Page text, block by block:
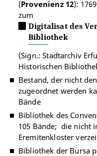
(Provenienz 12):
zum
Digitalisat des
Bibliothek
(Sign.: Stadtarchiv
Historischen
Bestand, der nicht
zugeordnet werden
Bände
Bibliothek des
105 Bände; die nicht
Eremitenkloster
Bibliothek der Bursa